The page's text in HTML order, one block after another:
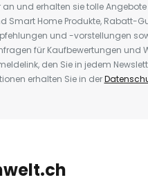
und erhalten sie tolle
Smart Home Produkte, Rabatt-
und -vorstellungen
für Kaufbewertungen und
den Sie in jedem
erhalten Sie in der